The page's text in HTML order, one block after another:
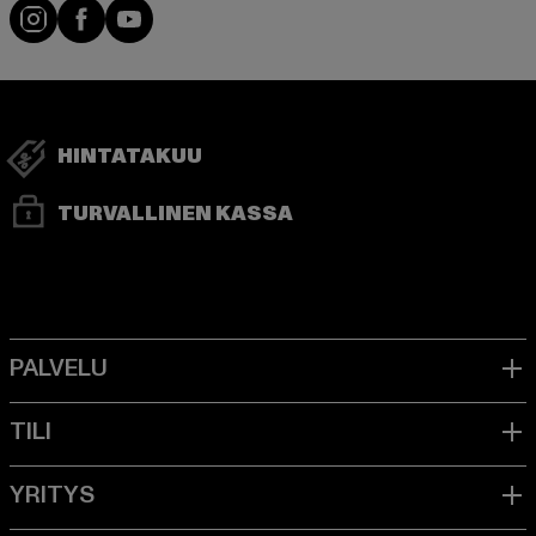
Visit our Instagram page:
Visit our Facebook page:
Visit our YouTube channel:
HINTATAKUU
TURVALLINEN KASSA